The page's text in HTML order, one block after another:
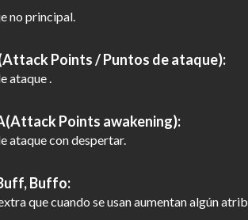
no principal.
Points / Puntos de ataque):
ataque .
Points awakening):
ataque con despertar.
Buffo:
que cuando se usan aumentan algún